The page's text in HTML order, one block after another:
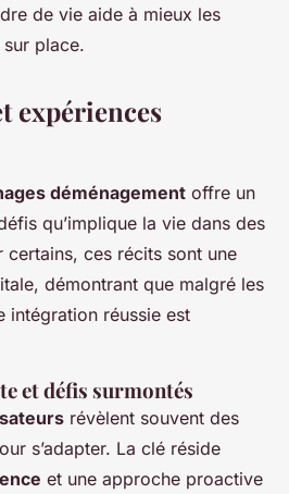
de vie aide à mieux les
place.
expériences
déménagement offre un
qu’implique la vie dans des
certains, ces récits sont une
démontrant que malgré les
intégration réussie est
et défis surmontés
révèlent souvent des
s’adapter. La clé réside
et une approche proactive